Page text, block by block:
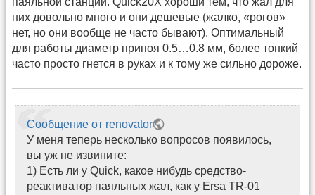
них довольно много и они дешевые (жалко, «рогов»
нет, но они вообще не часто бывают). Оптимальный
для работы диаметр припоя 0.5…0.8 мм, более тонкий
часто просто гнется в руках и к тому же сильно дороже.
Сообщение от renovator
У меня теперь несколько вопросов появилось,
вы уж не извините:
1) Есть ли у Quick, какое нибудь средство-
реактиватор паяльных жал, как у Ersa TR-01